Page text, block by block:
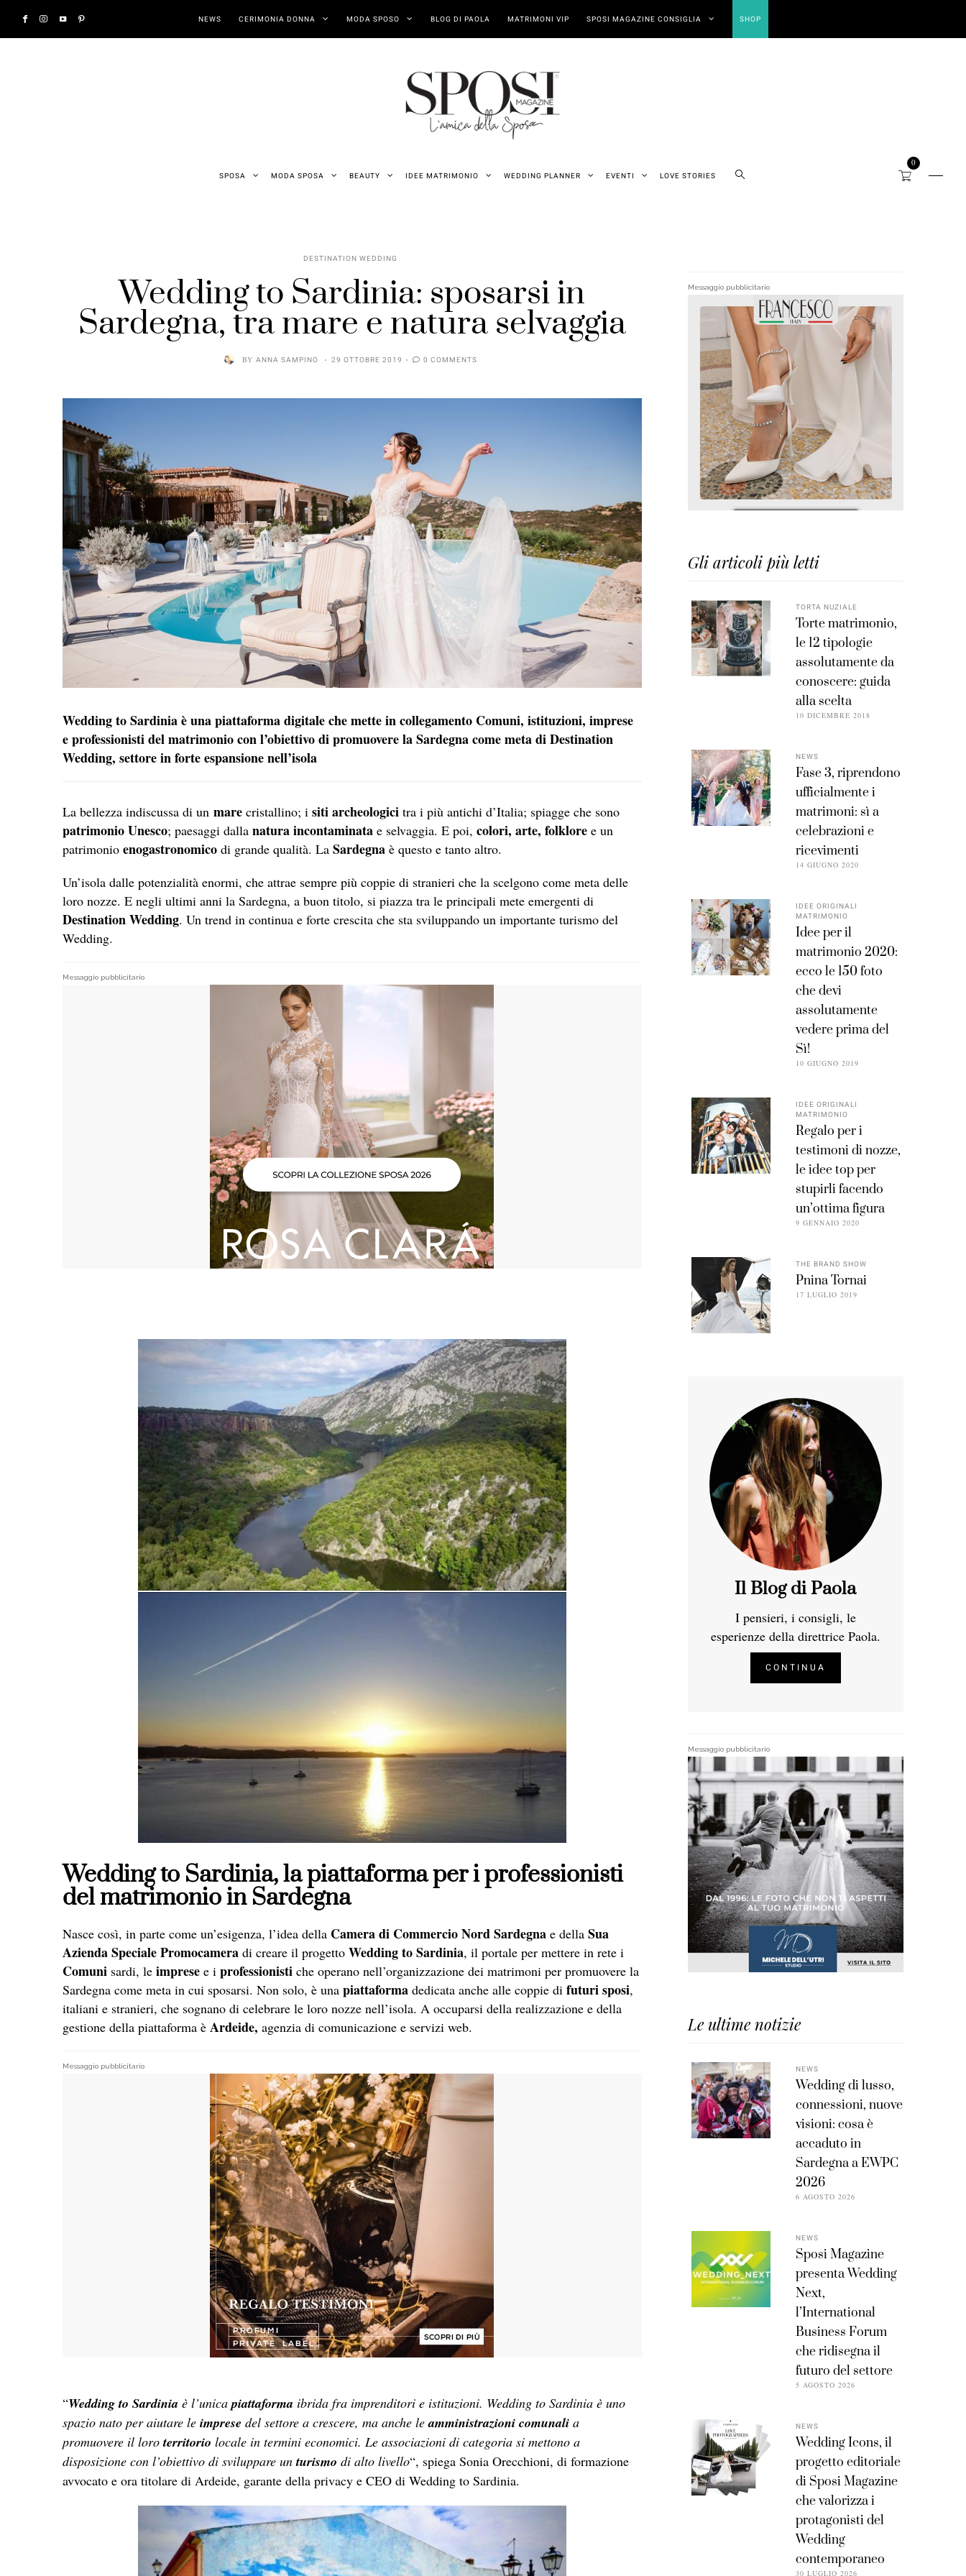
NEWS CERIMONIA DONNA MODA SPOSO BLOG DI PAOLA MATRIMONI VIP SPOSI MAGAZINE CONSIGLIA SHOP
SPOSA MODA SPOSA BEAUTY IDEE MATRIMONIO WEDDING PLANNER EVENTI LOVE STORIES
0
DESTINATION WEDDING
Wedding to Sardinia: sposarsi in
Sardegna, tra mare e natura selvaggia
BY ANNA SAMPINO 29 OTTOBRE 2019 0 COMMENTS
Wedding to Sardinia è una piattaforma digitale che mette in collegamento Comuni, istituzioni, imprese
e professionisti del matrimonio con l’obiettivo di promuovere la Sardegna come meta di Destination
Wedding, settore in forte espansione nell’isola
La bellezza indiscussa di un mare cristallino; i siti archeologici tra i più antichi d’Italia; spiagge che sono
patrimonio Unesco; paesaggi dalla natura incontaminata e selvaggia. E poi, colori, arte, folklore e un
patrimonio enogastronomico di grande qualità. La Sardegna è questo e tanto altro.
Un’isola dalle potenzialità enormi, che attrae sempre più coppie di stranieri che la scelgono come meta delle
loro nozze. E negli ultimi anni la Sardegna, a buon titolo, si piazza tra le principali mete emergenti di
Destination Wedding. Un trend in continua e forte crescita che sta sviluppando un importante turismo del
Wedding.
Messaggio pubblicitario
Wedding to Sardinia, la piattaforma per i professionisti
del matrimonio in Sardegna
Nasce così, in parte come un’esigenza, l’idea della Camera di Commercio Nord Sardegna e della Sua
Azienda Speciale Promocamera di creare il progetto Wedding to Sardinia, il portale per mettere in rete i
Comuni sardi, le imprese e i professionisti che operano nell’organizzazione dei matrimoni per promuovere la
Sardegna come meta in cui sposarsi. Non solo, è una piattaforma dedicata anche alle coppie di futuri sposi,
italiani e stranieri, che sognano di celebrare le loro nozze nell’isola. A occuparsi della realizzazione e della
gestione della piattaforma è Ardeide, agenzia di comunicazione e servizi web.
Messaggio pubblicitario
“Wedding to Sardinia è l’unicapiattaforma ibrida fra imprenditori e istituzioni. Wedding to Sardinia è uno
spazio nato per aiutare le imprese del settore a crescere, ma anche leamministrazioni comunali a
promuovere il loroterritorio locale in termini economici. Le associazioni di categoria si mettono a
disposizione con l’obiettivo di sviluppare unturismo di alto livello“, spiega Sonia Orecchioni, di formazione
avvocato e ora titolare di Ardeide, garante della privacy e CEO di Wedding to Sardinia.
Messaggio pubblicitario
Gli articoli più letti
TORTA NUZIALE
Torte matrimonio,
le 12 tipologie
assolutamente da
conoscere: guida
alla scelta
10 DICEMBRE 2018
NEWS
Fase 3, riprendono
ufficialmente i
matrimoni: sì a
celebrazioni e
ricevimenti
14 GIUGNO 2020
IDEE ORIGINALI
MATRIMONIO
Idee per il
matrimonio 2020:
ecco le 150 foto
che devi
assolutamente
vedere prima del
Sì!
10 GIUGNO 2019
IDEE ORIGINALI
MATRIMONIO
Regalo per i
testimoni di nozze,
le idee top per
stupirli facendo
un’ottima figura
9 GENNAIO 2020
THE BRAND SHOW
Pnina Tornai
17 LUGLIO 2019
Il Blog di Paola
I pensieri, i consigli, le
esperienze della direttrice Paola.
CONTINUA
Messaggio pubblicitario
Le ultime notizie
NEWS
Wedding di lusso,
connessioni, nuove
visioni: cosa è
accaduto in
Sardegna a EWPC
2026
6 AGOSTO 2026
NEWS
Sposi Magazine
presenta Wedding
Next,
l’International
Business Forum
che ridisegna il
futuro del settore
5 AGOSTO 2026
NEWS
Wedding Icons, il
progetto editoriale
di Sposi Magazine
che valorizza i
protagonisti del
Wedding
contemporaneo
30 LUGLIO 2026